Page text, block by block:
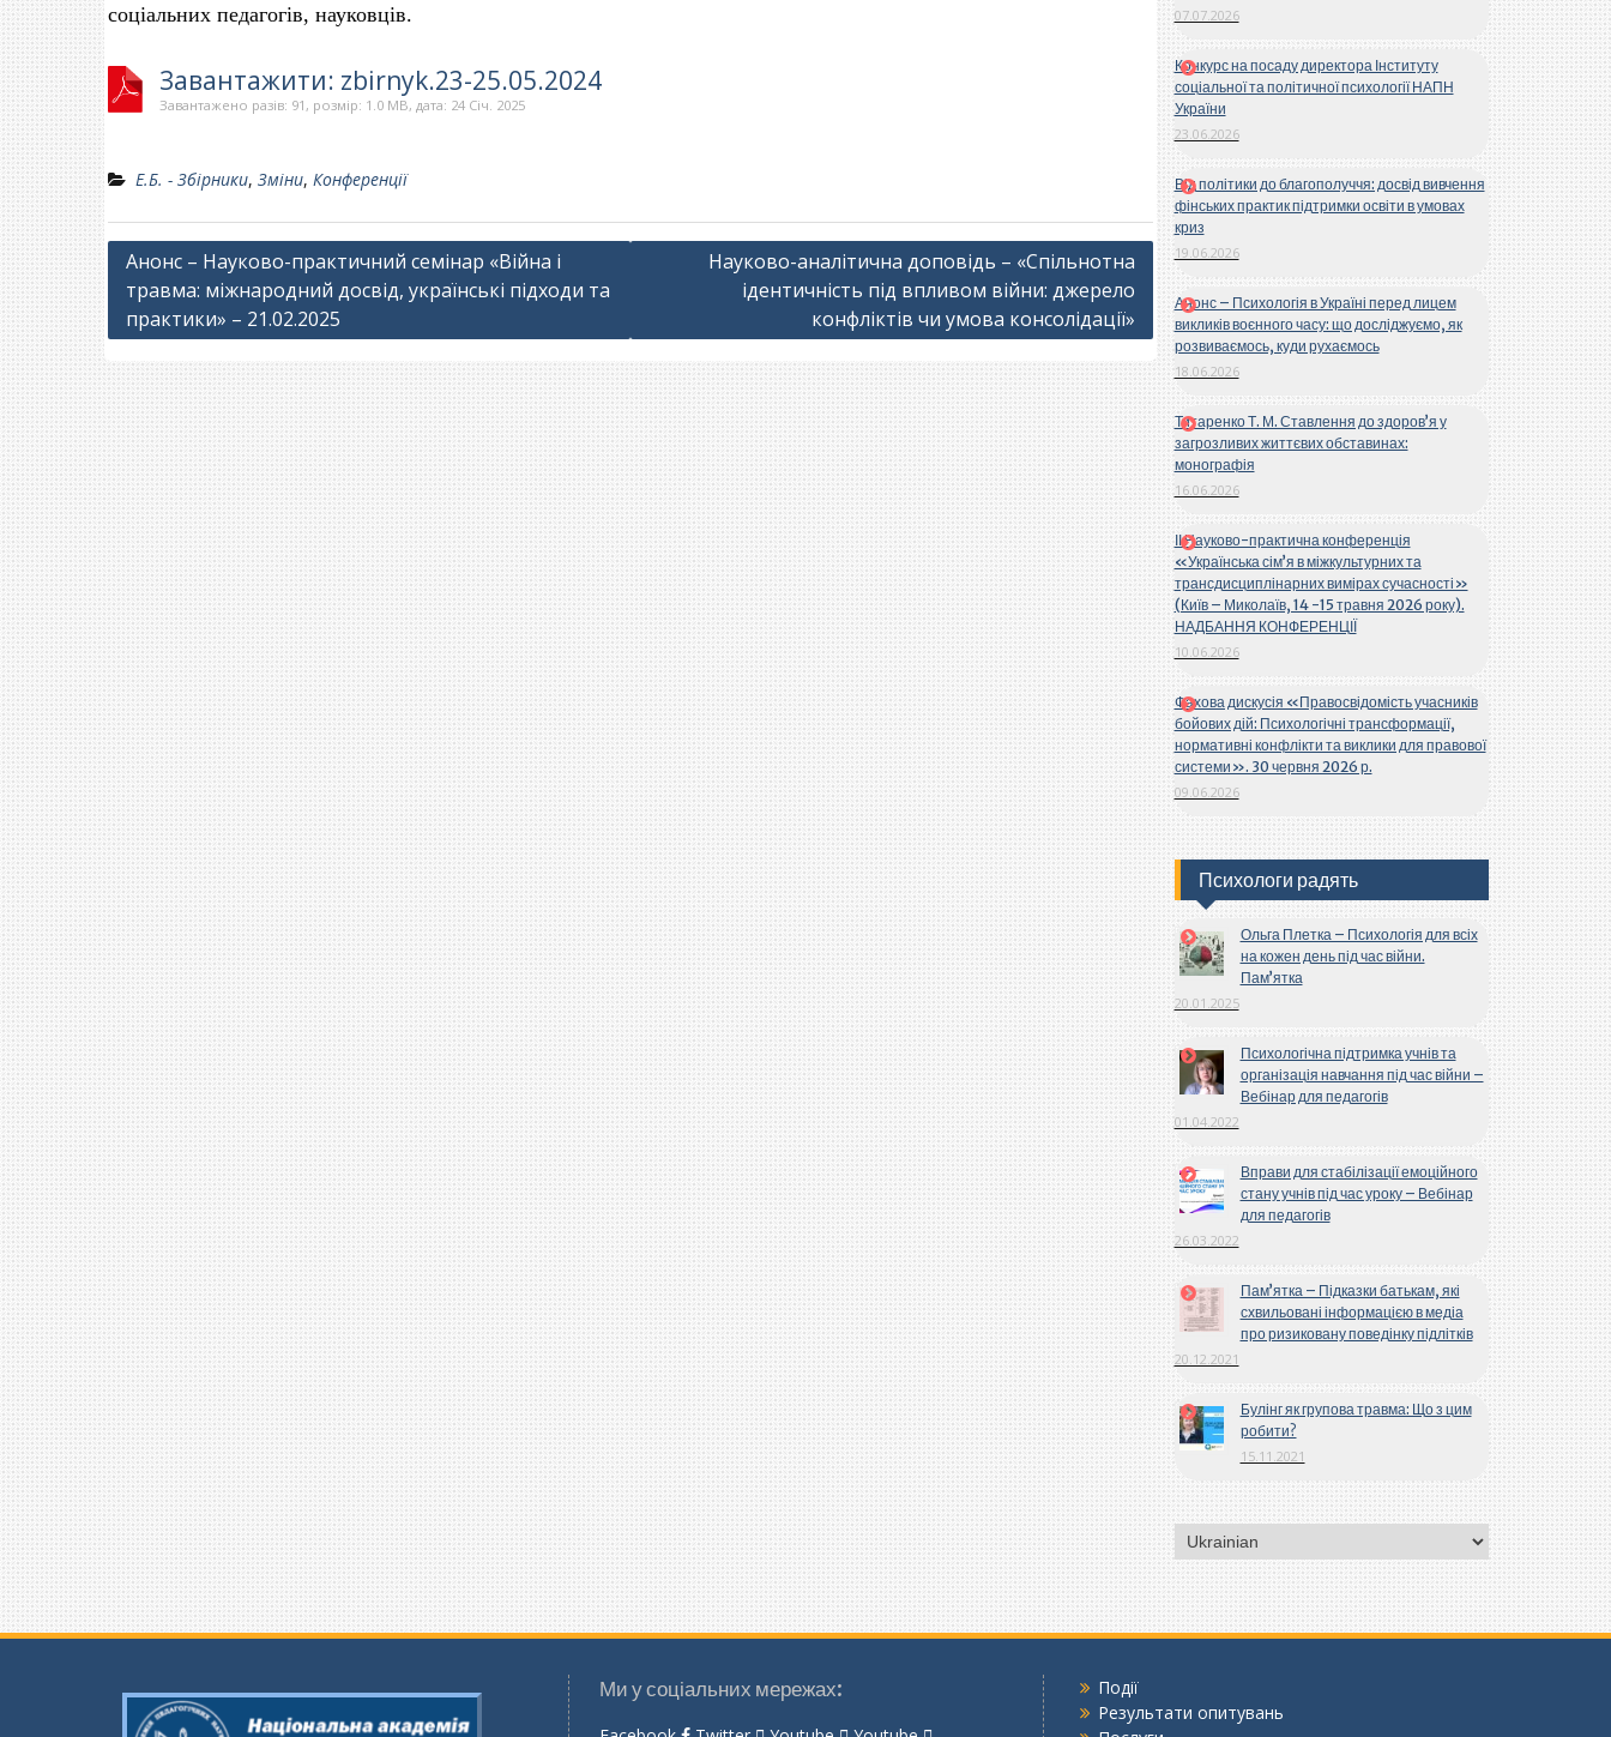
соціальних педагогів, науковців.
Завантажити: zbirnyk.23-25.05.2024
Завантажено разів: 91, розмір: 1.0 MB, дата: 24 Січ. 2025
Е.Б. - Збірники, Зміни, Конференції
Навігація
записів
Анонс – Науково-практичний семінар «Війна і
травма: міжнародний досвід, українські підходи та
практики» – 21.02.2025
Науково-аналітична доповідь – «Спільнотна
ідентичність під впливом війни: джерело
конфліктів чи умова консолідації»
07.07.2026
Конкурс на посаду директора Інституту
соціальної та політичної психології НАПН
України
23.06.2026
Від політики до благополуччя: досвід вивчення
фінських практик підтримки освіти в умовах
криз
19.06.2026
Анонс – Психологія в Україні перед лицем
викликів воєнного часу: що досліджуємо, як
розвиваємось, куди рухаємось
18.06.2026
Титаренко Т. М. Ставлення до здоров’я у
загрозливих життєвих обставинах:
монографія
16.06.2026
ІІ Науково-практична конференція
«Українська сім’я в міжкультурних та
трансдисциплінарних вимірах сучасності»
(Київ – Миколаїв, 14 -15 травня 2026 року).
НАДБАННЯ КОНФЕРЕНЦІЇ
10.06.2026
Фахова дискусія «Правосвідомість учасників
бойових дій: Психологічні трансформації,
нормативні конфлікти та виклики для правової
системи». 30 червня 2026 р.
09.06.2026
Психологи радять
Ольга Плетка – Психологія для всіх
на кожен день під час війни.
Пам’ятка
20.01.2025
Психологічна підтримка учнів та
організація навчання під час війни –
Вебінар для педагогів
01.04.2022
Вправи для стабілізації емоційного
стану учнів під час уроку – Вебінар
для педагогів
26.03.2022
Пам’ятка – Підказки батькам, які
схвильовані інформацією в медіа
про ризиковану поведінку підлітків
20.12.2021
Булінг як групова травма: Що з цим
робити?
15.11.2021
Вибрати
мову
Ми у соціальних мережах:
Події
Результати опитувань